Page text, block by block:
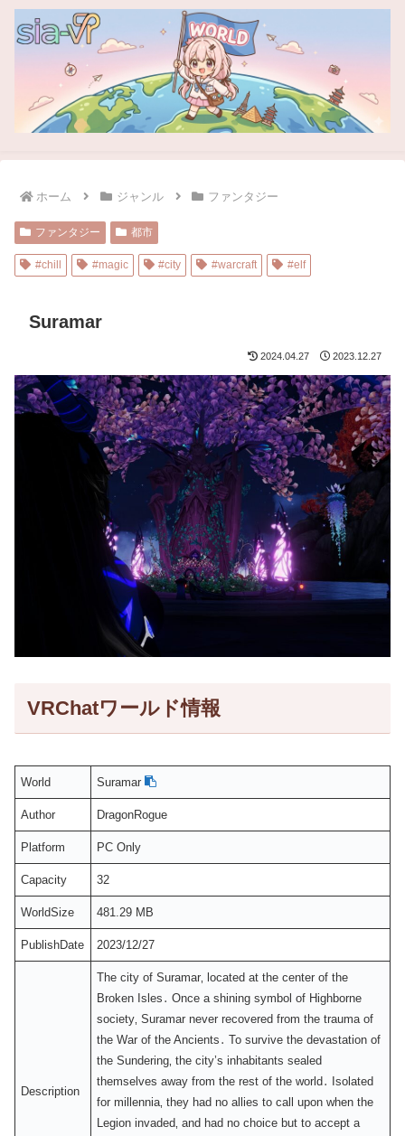
ホーム ジャンル ファンタジー
ファンタジー 都市
#chill #magic #city #warcraft #elf
Suramar
2024.04.27 2023.12.27
VRChatワールド情報
World Suramar
Author DragonRogue
Platform PC Only
Capacity 32
WorldSize 481.29 MB
PublishDate 2023/12/27
Description
The city of Suramar‚ located at the center of the
Broken Isles․ Once a shining symbol of Highborne
society‚ Suramar never recovered from the trauma of
the War of the Ancients․ To survive the devastation of
the Sundering‚ the city’s inhabitants sealed
themselves away from the rest of the world․ Isolated
for millennia‚ they had no allies to call upon when the
Legion invaded‚ and had no choice but to accept a